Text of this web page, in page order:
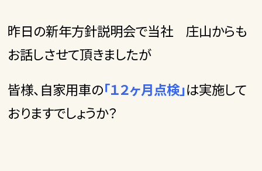
昨日の新年方針説明会で当社 庄山からも
お話しさせて頂きましたが
皆様、自家用車の「１２ヶ月点検」は実施して
おりますでしょうか？